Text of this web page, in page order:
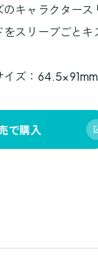
のキャラクター
をスリーブごとキ
イズ：64.5×91mm
で購入